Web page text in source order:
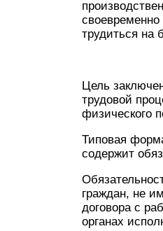
трудиться на
Цель
трудовой
физического
Типовая
содержит
граждан, не
договора с
органах